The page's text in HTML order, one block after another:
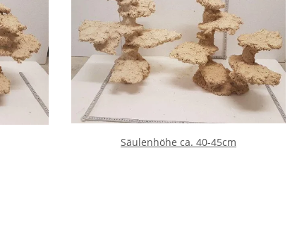
Säulenhöhe ca. 40-45cm